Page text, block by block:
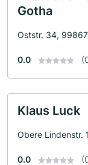
Gotha
Oststr. 34,
0.0
Klaus Luck
Obere Lindenstr.
0.0